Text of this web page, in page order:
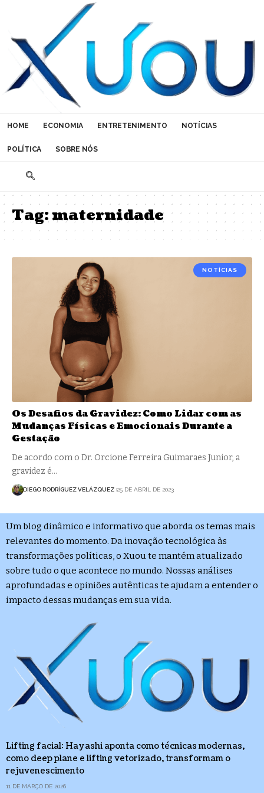
HOME ECONOMIA ENTRETENIMENTO NOTÍCIAS
POLÍTICA SOBRE NÓS
Tag:maternidade
NOTÍCIAS
Os Desafios da Gravidez: Como Lidar com as
Mudanças Físicas e Emocionais Durante a
Gestação
De acordo com o Dr. Orcione Ferreira Guimaraes Junior, a
gravidez é…
DIEGO RODRÍGUEZ VELÁZQUEZ 25 DE ABRIL DE 2023
Um blog dinâmico e informativo que aborda os temas mais
relevantes do momento. Da inovação tecnológica às
transformações políticas, o Xuou te mantém atualizado
sobre tudo o que acontece no mundo. Nossas análises
aprofundadas e opiniões autênticas te ajudam a entender o
impacto dessas mudanças em sua vida.
Lifting facial: Hayashi aponta como técnicas modernas,
como deep plane e lifting vetorizado, transformam o
rejuvenescimento
11 DE MARÇO DE 2026